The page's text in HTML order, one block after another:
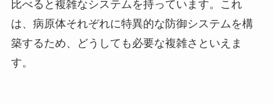
比べると複雑なシステムを持っています。これ
は、病原体それぞれに特異的な防御システムを構
築するため、どうしても必要な複雑さといえま
す。